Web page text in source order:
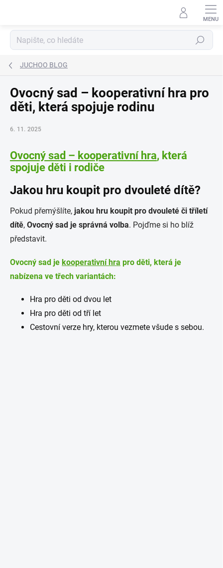
Hledat
JUCHOO BLOG
Ovocný sad – kooperativní hra pro
děti, která spojuje rodinu
6. 11. 2025
Ovocný sad – kooperativní hra, která
spojuje děti i rodiče
Jakou hru koupit pro dvouleté dítě?
Pokud přemýšlíte, jakou hru koupit pro dvouleté či tříletí
dítě, Ovocný sad je správná volba. Pojďme si ho blíž
představit.
Ovocný sad je kooperativní hra pro děti, která je
nabízena ve třech variantách:
Hra pro děti od dvou let
Hra pro děti od tří let
Cestovní verze hry, kterou vezmete všude s sebou.